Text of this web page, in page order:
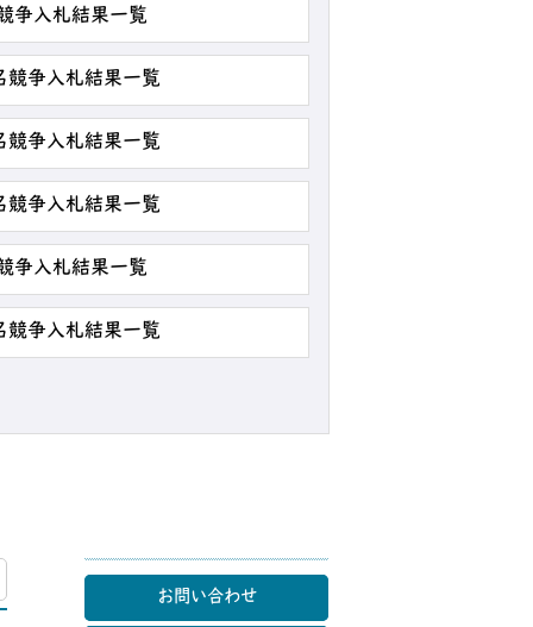
争入札結果一覧
争入札結果一覧
争入札結果一覧
争入札結果一覧
争入札結果一覧
争入札結果一覧
マップ
お問い合わせ